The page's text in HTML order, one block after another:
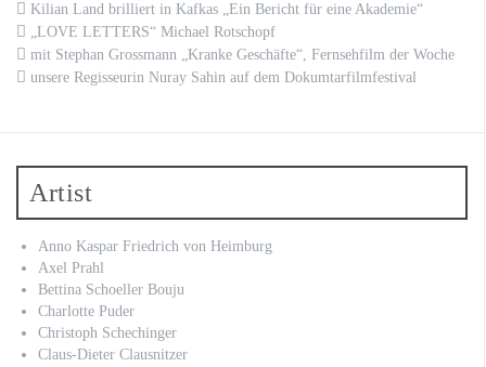
Kilian Land brilliert in Kafkas „Ein Bericht für eine Akademie“
„LOVE LETTERS“ Michael Rotschopf
mit Stephan Grossmann „Kranke Geschäfte“, Fernsehfilm der Woche
unsere Regisseurin Nuray Sahin auf dem Dokumtarfilmfestival
Artist
Anno Kaspar Friedrich von Heimburg
Axel Prahl
Bettina Schoeller Bouju
Charlotte Puder
Christoph Schechinger
Claus-Dieter Clausnitzer